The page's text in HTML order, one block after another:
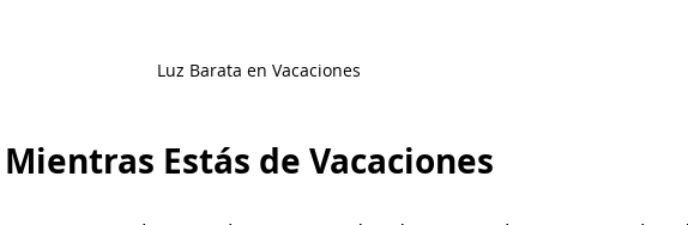
Luz Barata en Vacaciones
Estás de Vacaciones